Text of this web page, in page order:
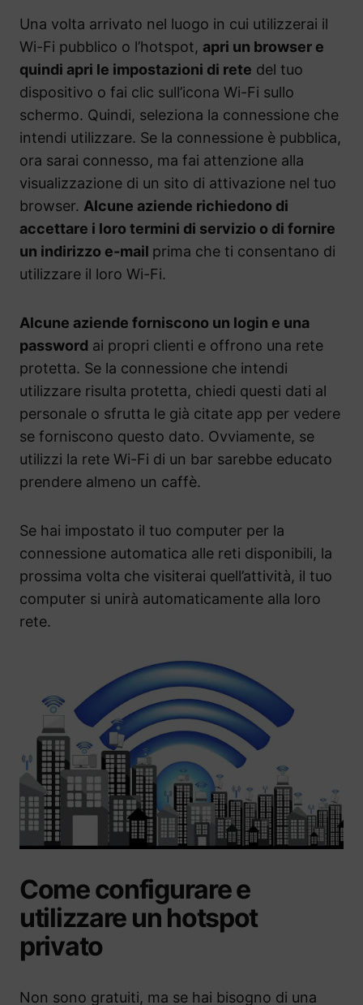
Una volta arrivato nel luogo in cui utilizzerai il
Wi-Fi pubblico o l’hotspot, apri un browser e
quindi apri le impostazioni di rete del tuo
dispositivo o fai clic sull’icona Wi-Fi sullo
schermo. Quindi, seleziona la connessione che
intendi utilizzare. Se la connessione è pubblica,
ora sarai connesso, ma fai attenzione alla
visualizzazione di un sito di attivazione nel tuo
browser. Alcune aziende richiedono di
accettare i loro termini di servizio o di fornire
un indirizzo e-mail prima che ti consentano di
utilizzare il loro Wi-Fi.
Alcune aziende forniscono un login e una
password ai propri clienti e offrono una rete
protetta. Se la connessione che intendi
utilizzare risulta protetta, chiedi questi dati al
personale o sfrutta le già citate app per vedere
se forniscono questo dato. Ovviamente, se
utilizzi la rete Wi-Fi di un bar sarebbe educato
prendere almeno un caffè.
Se hai impostato il tuo computer per la
connessione automatica alle reti disponibili, la
prossima volta che visiterai quell’attività, il tuo
computer si unirà automaticamente alla loro
rete.
Come configurare e
utilizzare un hotspot
privato
Non sono gratuiti, ma se hai bisogno di una